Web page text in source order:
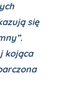
się
kojąca